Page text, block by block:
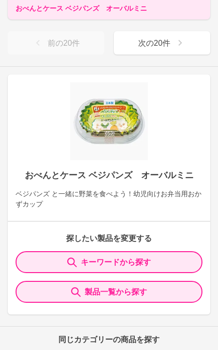
おべんとケース ベジパンズ オーバルミニ
ベジパンズ と一緒に野菜を食べよう！幼児向けお弁当用おか
ずカップ
探したい製品を変更する
キーワードから探す
製品一覧から探す
同じカテゴリーの商品を探す
おべんとケース ベジパンズ オーバルミニ
前の20件 次の20件